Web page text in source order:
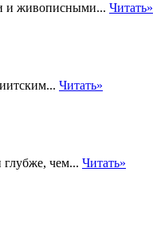
и живописными... Читать»
Читать»
глубже, чем... Читать»